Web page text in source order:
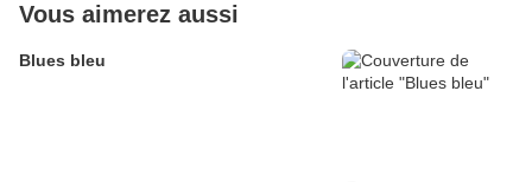
Vous aimerez aussi
Blues bleu